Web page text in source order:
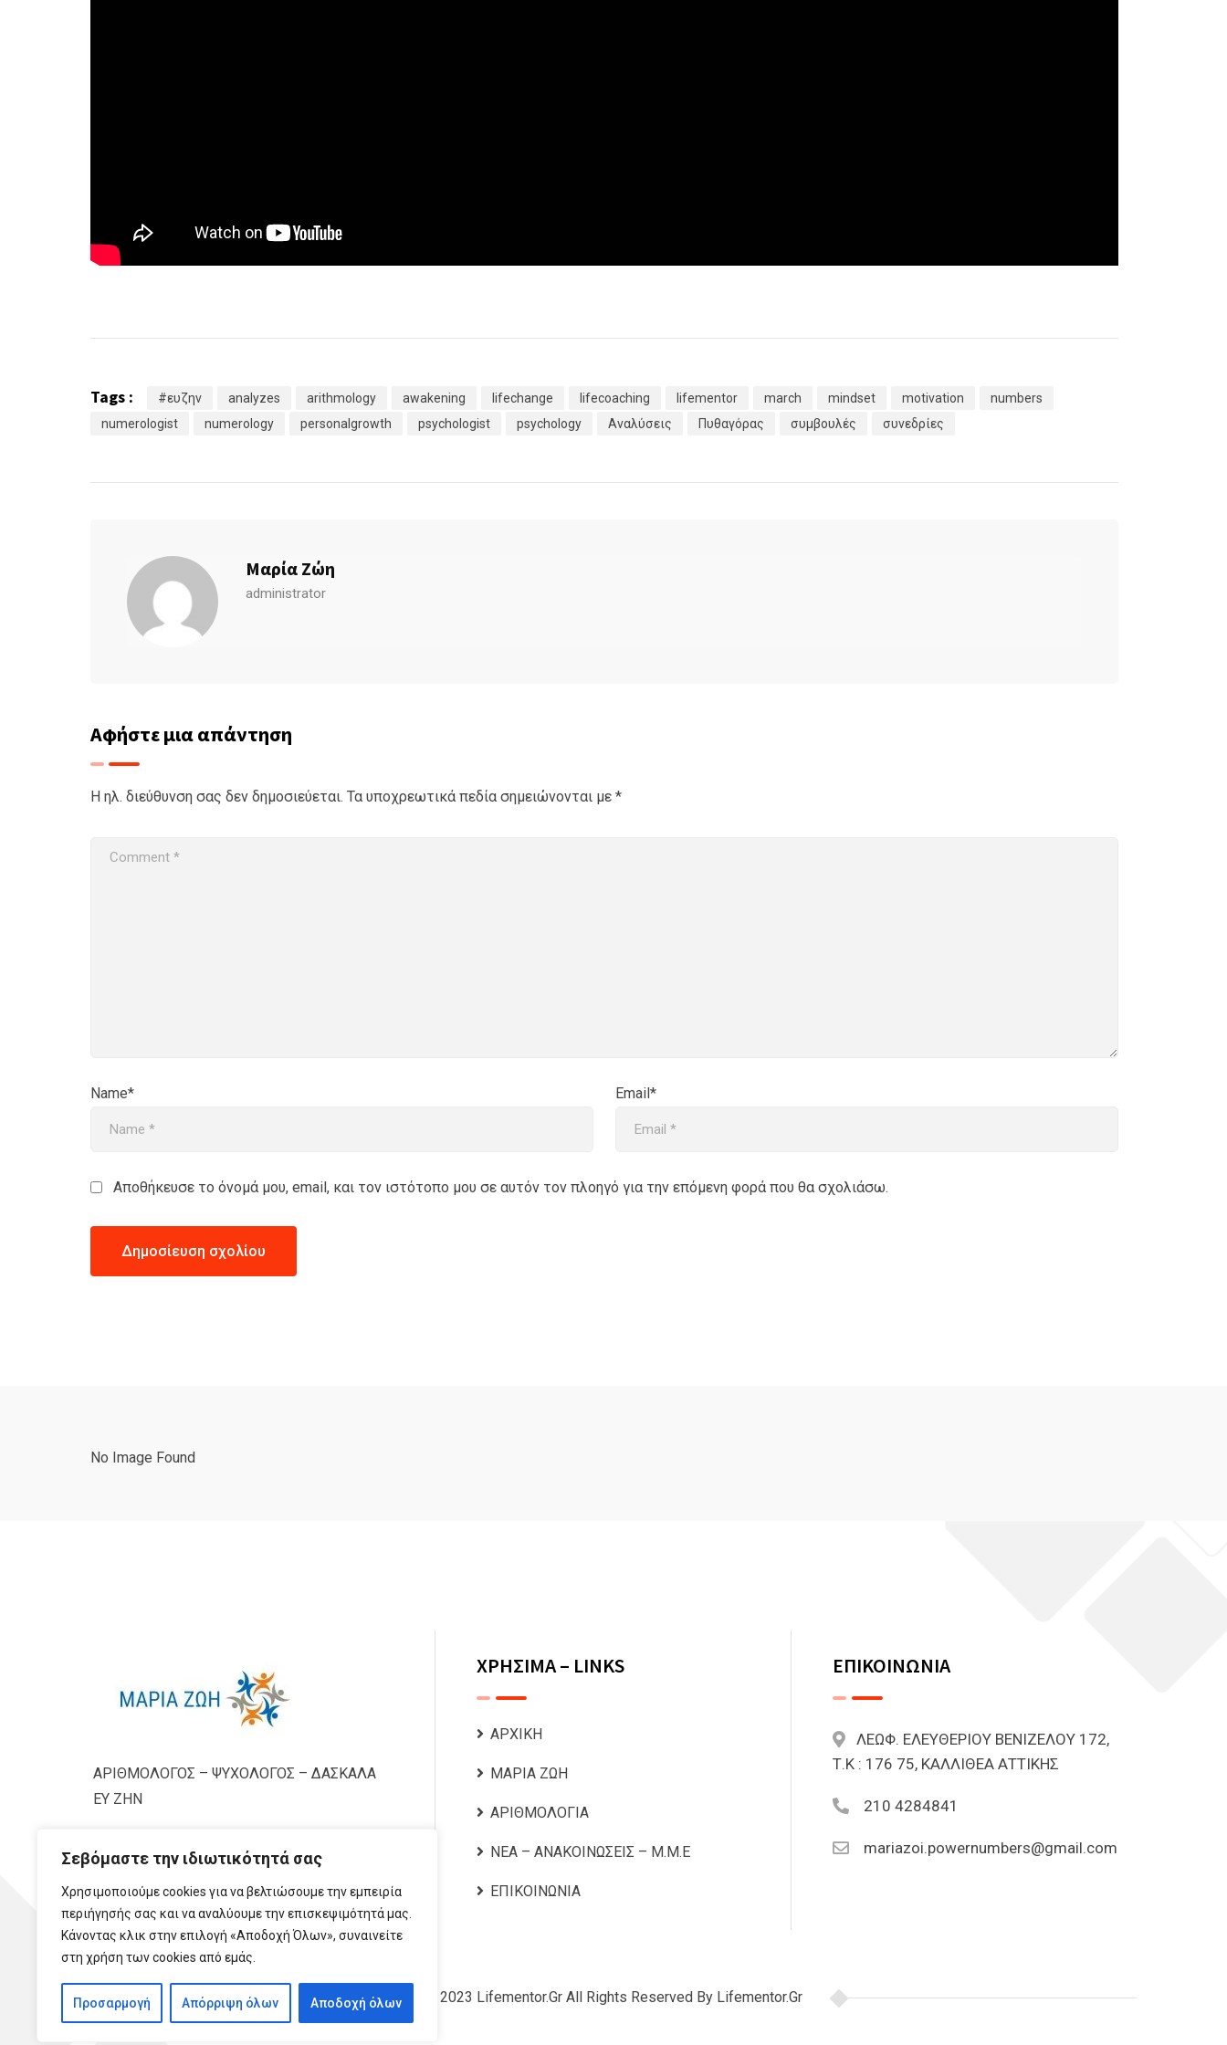
Σεβόμαστε την ιδιωτικότητά σας
Χρησιμοποιούμε cookies για να βελτιώσουμε την εμπειρία
περιήγησής σας και να αναλύουμε την επισκεψιμότητά μας.
Κάνοντας κλικ στην επιλογή «Αποδοχή Όλων», συναινείτε
στη χρήση των cookies από εμάς.
Προσαρμογή Απόρριψη όλων Αποδοχή όλων
Tags : #ευζην analyzes arithmology awakening lifechange lifecoaching lifementor march mindset motivation
numbers
numerologist
numerology personalgrowth psychologist psychology Αναλύσεις Πυθαγόρας συμβουλές συνεδρίες
Μαρία Ζώη
administrator
Αφήστε μια απάντηση
Η ηλ. διεύθυνση σας δεν δημοσιεύεται. Τα υποχρεωτικά πεδία σημειώνονται με *
Name* Email*
Αποθήκευσε το όνομά μου, email, και τον ιστότοπο μου σε αυτόν τον πλοηγό για την επόμενη φορά που θα σχολιάσω.
No Image Found
ΑΡΙΘΜΟΛΟΓΟΣ – ΨΥΧΟΛΟΓΟΣ – ΔΑΣΚΑΛΑ
ΕΥ ΖΗΝ
ΧΡΗΣΙΜΑ – LINKS
ΑΡΧΙΚΗ
ΜΑΡΙΑ ΖΩΗ
ΑΡΙΘΜΟΛΟΓΙΑ
ΝΕΑ – ΑΝΑΚΟΙΝΩΣΕΙΣ – Μ.Μ.Ε
ΕΠΙΚΟΙΝΩΝΙΑ
ΕΠΙΚΟΙΝΩΝΙΑ
ΛΕΩΦ. ΕΛΕΥΘΕΡΙΟΥ ΒΕΝΙΖΕΛΟΥ 172,
Τ.Κ : 176 75, ΚΑΛΛΙΘΕΑ ΑΤΤΙΚΗΣ
210 4284841
mariazoi.powernumbers@gmail.com
© 2023 Lifementor.gr All Rights Reserved By Lifementor.gr